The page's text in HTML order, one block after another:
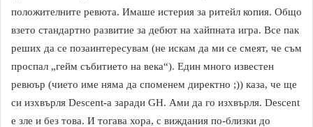
положителните ревюта. Имаше истерия за ритейл копия. Общо
взето стандартно развитие за дебют на хайпната игра. Все пак
реших да се позаинтересувам (не искам да ми се смеят, че съм
проспал „гейм събитието на века“). Един много известен
ревюър (чието име няма да споменем директно ;)) каза, че ще
си изхвърля Descent-a заради GH. Ами да го изхвърля. Descent
е зле и без това. И тогава хора, с виждания по-близки до